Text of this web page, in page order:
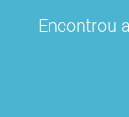
Encontrou